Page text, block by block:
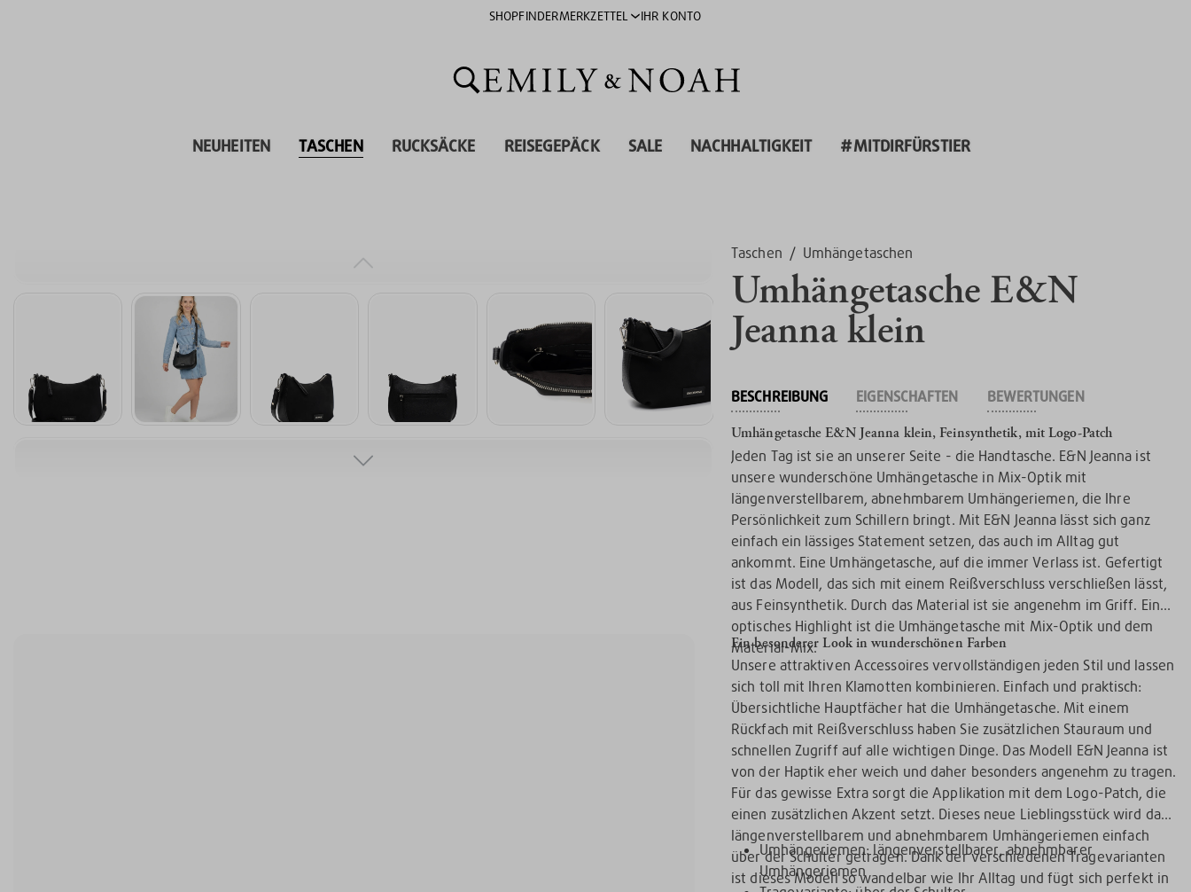
SHOPFINDERMERKZETTEL IHR KONTO
NEUHEITEN TASCHEN RUCKSÄCKE REISEGEPÄCK SALE NACHHALTIGKEIT #MITDIRFÜRSTIER
Taschen / Umhängetaschen
Umhängetasche E&N
Jeanna klein
BESCHREIBUNG EIGENSCHAFTEN BEWERTUNGEN
Umhängetasche E&N Jeanna klein, Feinsynthetik, mit Logo-Patch
Jeden Tag ist sie an unserer Seite - die Handtasche. E&N Jeanna ist
unsere wunderschöne Umhängetasche in Mix-Optik mit
längenverstellbarem, abnehmbarem Umhängeriemen, die Ihre
Persönlichkeit zum Schillern bringt. Mit E&N Jeanna lässt sich ganz
einfach ein lässiges Statement setzen, das auch im Alltag gut
ankommt. Eine Umhängetasche, auf die immer Verlass ist. Gefertigt
ist das Modell, das sich mit einem Reißverschluss verschließen lässt,
aus Feinsynthetik. Durch das Material ist sie angenehm im Griff. Ein
optisches Highlight ist die Umhängetasche mit Mix-Optik und dem
Material-Mix.
Ein besonderer Look in wunderschönen Farben
Unsere attraktiven Accessoires vervollständigen jeden Stil und lassen
sich toll mit Ihren Klamotten kombinieren. Einfach und praktisch:
Übersichtliche Hauptfächer hat die Umhängetasche. Mit einem
Rückfach mit Reißverschluss haben Sie zusätzlichen Stauraum und
schnellen Zugriff auf alle wichtigen Dinge. Das Modell E&N Jeanna ist
von der Haptik eher weich und daher besonders angenehm zu tragen.
Für das gewisse Extra sorgt die Applikation mit dem Logo-Patch, die
einen zusätzlichen Akzent setzt. Dieses neue Lieblingsstück wird dank
längenverstellbarem und abnehmbarem Umhängeriemen einfach
über der Schulter getragen. Dank der verschiedenen Tragevarianten
ist dieses Modell so wandelbar wie Ihr Alltag und fügt sich perfekt in
Umhängeriemen: längenverstellbarer, abnehmbarer
Umhängeriemen